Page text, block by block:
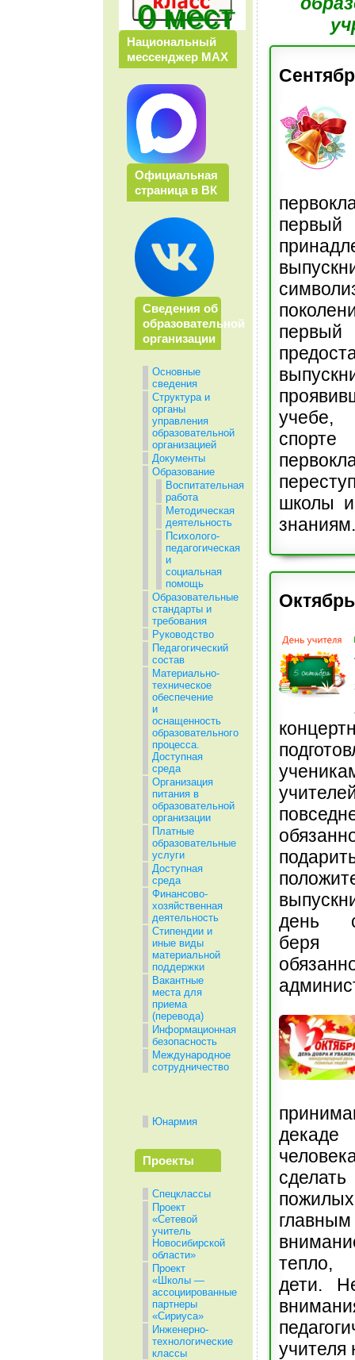
0 мест
Национальный
мессенджер МАХ
Официальная
страница в ВК
Сведения об
образовательной
организации
Основные
сведения
Структура и
органы
управления
образовательной
организацией
Документы
Образование
Воспитательная
работа
Методическая
деятельность
Психолого-
педагогическая
и
социальная
помощь
Образовательные
стандарты и
требования
Руководство
Педагогический
состав
Материально-
техническое
обеспечение
и
оснащенность
образовательного
процесса.
Доступная
среда
Организация
питания в
образовательной
организации
Платные
образовательные
услуги
Доступная
среда
Финансово-
хозяйственная
деятельность
Стипендии и
иные виды
материальной
поддержки
Вакантные
места для
приема
(перевода)
Информационная
безопасность
Международное
сотрудничество
Юнармия
Проекты
Спецклассы
Проект
«Сетевой
учитель
Новосибирской
области»
Проект
«Школы —
ассоциированные
партнеры
«Сириуса»
Инженерно-
технологические
классы
школы
знаниям.
Октябрь
день
тепло,
дети.